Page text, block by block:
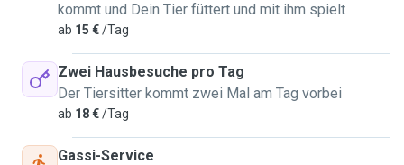
kommt und Dein Tier füttert und mit ihm spielt
ab 15 €/Tag
Zwei Hausbesuche pro Tag
Der Tiersitter kommt zwei Mal am Tag vorbei
ab 18 €/Tag
Gassi-Service